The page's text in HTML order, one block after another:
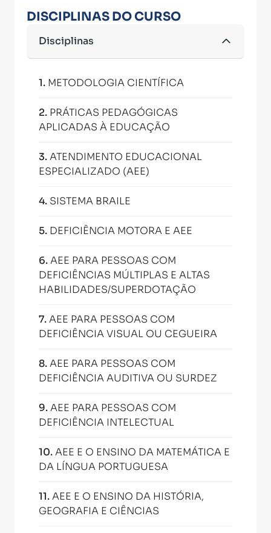
DISCIPLINAS DO CURSO
Disciplinas
1. METODOLOGIA CIENTÍFICA
2. PRÁTICAS PEDAGÓGICAS
APLICADAS À EDUCAÇÃO
3.ATENDIMENTO EDUCACIONAL
ESPECIALIZADO (AEE)
4. SISTEMA BRAILE
5. DEFICIÊNCIA MOTORA E AEE
6.AEE PARA PESSOAS COM
DEFICIÊNCIAS MÚLTIPLAS E ALTAS
HABILIDADES/SUPERDOTAÇÃO
7.AEE PARA PESSOAS COM
DEFICIÊNCIA VISUAL OU CEGUEIRA
8.AEE PARA PESSOAS COM
DEFICIÊNCIA AUDITIVA OU SURDEZ
9.AEE PARA PESSOAS COM
DEFICIÊNCIA INTELECTUAL
10.AEE E O ENSINO DA MATEMÁTICA E
DA LÍNGUA PORTUGUESA
11.AEE E O ENSINO DA HISTÓRIA,
GEOGRAFIA E CIÊNCIAS